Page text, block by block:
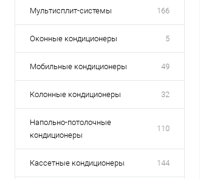
Мультисплит-системы 166
Оконные кондиционеры 5
Мобильные кондиционеры 49
Колонные кондиционеры 32
Напольно-потолочные
кондиционеры
110
Кассетные кондиционеры 144